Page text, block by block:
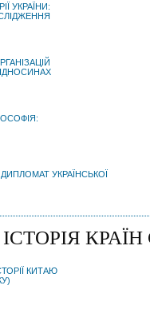
УКРАЇНИ:
УКРАЇНСЬКОЇ
КИТАЮ